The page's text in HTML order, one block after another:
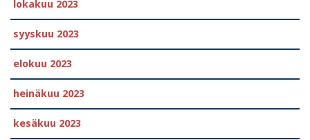
lokakuu 2023
syyskuu 2023
elokuu 2023
heinäkuu 2023
kesäkuu 2023